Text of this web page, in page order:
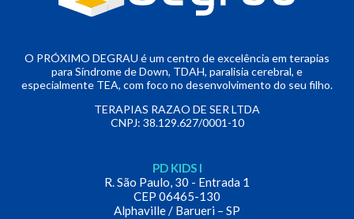
O PRÓXIMO DEGRAU é um centro de excelência em terapias
para Síndrome de Down, TDAH, paralisia cerebral, e
especialmente TEA, com foco no desenvolvimento do seu filho.
TERAPIAS RAZAO DE SER LTDA
CNPJ: 38.129.627/0001-10
PD KIDS I
R. São Paulo, 30 - Entrada 1
CEP 06465-130
Alphaville / Barueri – SP